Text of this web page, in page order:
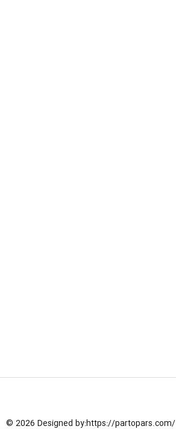
© 2026 Designed by:https://partopars.com/